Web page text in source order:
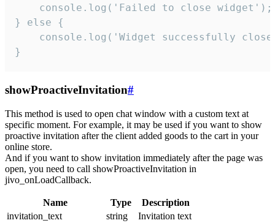
    console.log('Failed to close widget');
} else {
console.log('Widget successfully
}
showProactiveInvitation#
This method is used to open chat window with a custom text at
specific moment. For example, it may be used if you want to show
proactive invitation after the client added goods to the cart in your
online store.
And if you want to show invitation immediately after the page was
open, you need to call showProactiveInvitation in
jivo_onLoadCallback.
Name Type
Description
invitation_text
string
Invitation text